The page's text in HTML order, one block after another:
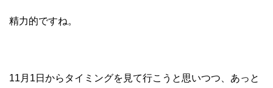
精力的ですね。
11月1日からタイミングを見て行こうと思いつつ、あっと